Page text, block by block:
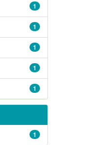
1
1
1
1
1
1